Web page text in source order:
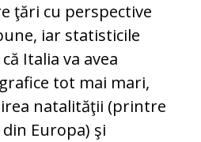
ţări cu perspective
iar statisticile
Italia va avea
tot mai mari,
na­ta­lităţii (printre
Europa) şi